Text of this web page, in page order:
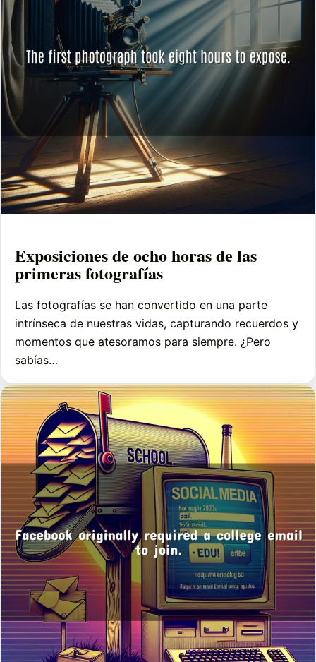
Exposiciones de ocho horas de las
primeras fotografías
Las fotografías se han convertido en una parte
intrínseca de nuestras vidas, capturando recuerdos y
momentos que atesoramos para siempre. ¿Pero
sabías…